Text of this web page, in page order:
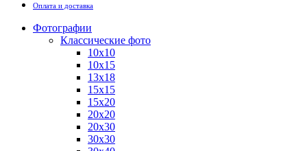
Оплата и доставка
Фотографии
Классические фото
10х10
10х15
13х18
15х15
15х20
20х20
20х30
30х30